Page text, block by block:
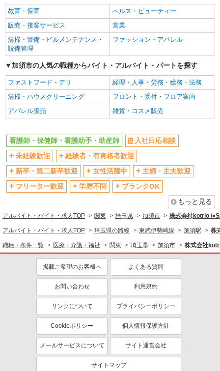
経験者・有資格者歓迎
新卒・第二新卒歓迎
女性活躍中
主婦・主夫歓迎
フリーター歓迎
学歴不問
ブランクOK
エルダー（50代～）活躍中
シニア（60代～）活躍中
高収入・高額
ボーナス・賞与あり
昇給あり
完全週休2日制
フルタイム歓迎
禁煙・分煙
駅直結・駅チカ
車通勤OK
残業少なめ（月20h未満）
交通費支給
社会保険あり
産休・育休取得実績あり
退職金・財形貯蓄制度あり
各種手当（家族・役職・インセン
ティブなど）あり
資格取得支援制度あり
同じ職種から求人を探す
医療・介護・福祉
看護師・保健師・看護助手・助産師
同じ特徴から求人を探す
未経験歓迎
ミドル（40代～）活躍中
ボーナス・賞与あり
車通勤OK
社会保険あり
産休・育休取得実績あり
教育・保育
ヘルス・ビューティー
販売・接客サービス
営業
清掃・警備・ビルメンテナンス・
設備管理
ファッション・アパレル
加須市の人気の職種からバイト・アルバイト・パートを探す
ファストフード・デリ
経理・人事・労務・総務・法務
清掃・ハウスクリーニング
フロント・受付・フロア案内
アパレル販売
雑貨・コスメ販売
看護師・保健師・看護助手・助産師
入社日応相談
未経験歓迎
経験者・有資格者歓迎
新卒・第二新卒歓迎
女性活躍中
主婦・主夫歓迎
フリーター歓迎
学歴不問
ブランクOK
もっと見る
アルバイト・バイト・求人TOP 関東 埼玉県 加須市 株式会社kotrio /
アルバイト・バイト・求人TOP 埼玉県の路線 東武伊勢崎線 加須駅 株
職種・条件一覧 医療・介護・福祉 関東 埼玉県 加須市 株式会社
掲載ご希望のお客様へ よくある質問
お問い合わせ 利用規約
リンクについて プライバシーポリシー
Cookieポリシー 個人情報保護方針
メールサービスについて サイト運営会社
サイトマップ